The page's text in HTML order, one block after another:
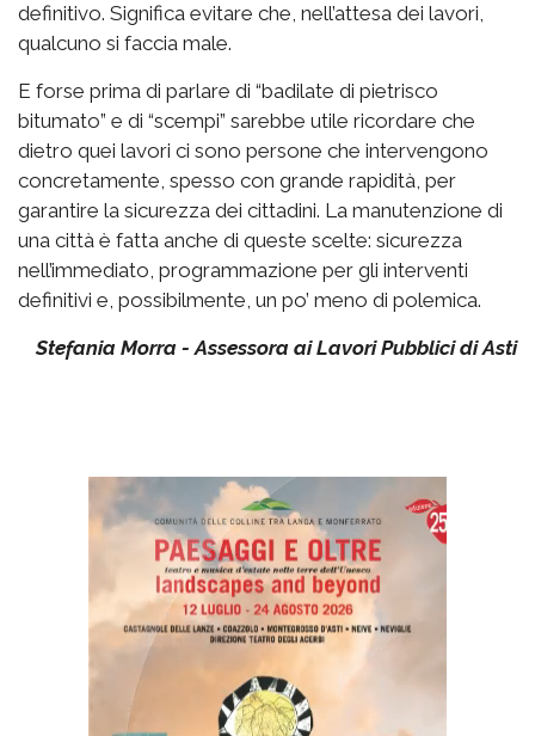
definitivo. Significa evitare che, nell’attesa dei lavori,
qualcuno si faccia male.
E forse prima di parlare di “badilate di pietrisco
bitumato” e di “scempi” sarebbe utile ricordare che
dietro quei lavori ci sono persone che intervengono
concretamente, spesso con grande rapidità, per
garantire la sicurezza dei cittadini. La manutenzione di
una città è fatta anche di queste scelte: sicurezza
nell’immediato, programmazione per gli interventi
definitivi e, possibilmente, un po’ meno di polemica.
Stefania Morra - Assessora ai Lavori Pubblici di Asti